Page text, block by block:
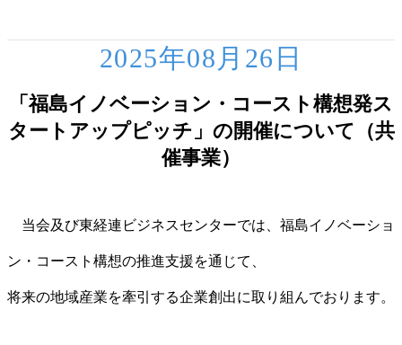
2025年08月26日
「福島イノベーション・コースト構想発ス
タートアップピッチ」の開催について（共
催事業）
当会及び東経連ビジネスセンターでは、福島イノベーショ
ン・コースト構想の推進支援を通じて、
将来の地域産業を牽引する企業創出に取り組んでおります。